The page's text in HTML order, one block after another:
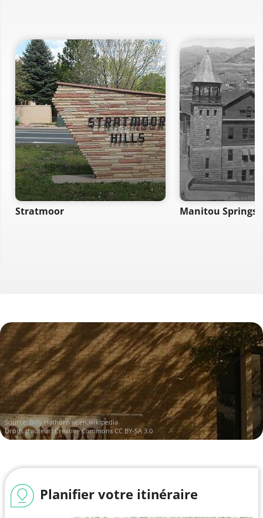
Stratmoor Manitou Springs
Source: Billy Hathorn at en.wikipedia
Droits d'auteur:Creative Commons CC BY-SA 3.0
Planifier votre itinéraire